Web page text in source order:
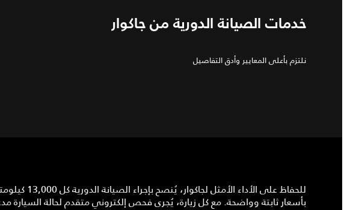
خدمات الصيانة الدورية من جاكوار
نلتزم بأعلى المعايير وأدق التفاصيل
بأسعار ثابتة وواضحة. مع كل زيارة، يُجرى فحص إلكتروني متقدم لحالة السيارة